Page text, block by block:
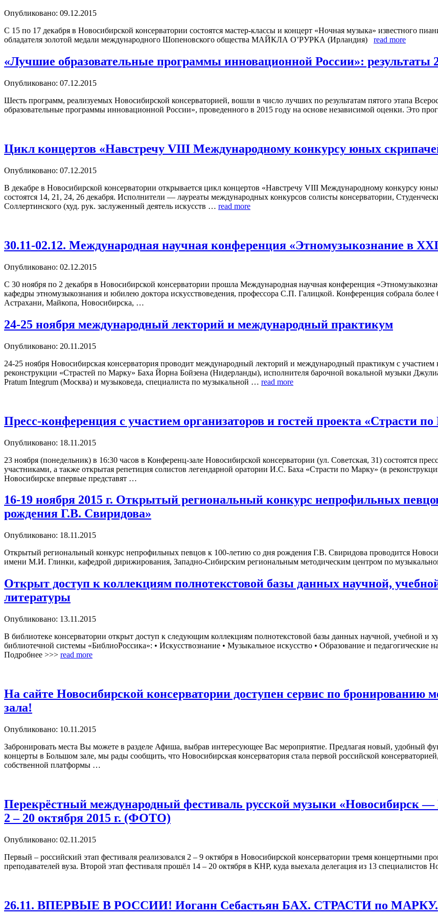
Опубликовано: 09.12.2015
С 15 по 17 декабря в Новосибирской консерватории состоятся мастер-классы и концерт «Ночная музыка» известного
обладателя золотой медали международного Шопеновского общества МАЙКЛА О’РУРКА (Ирландия) read more
«Лучшие образовательные программы инновационной России»: результаты
Опубликовано: 07.12.2015
Шесть программ, реализуемых Новосибирской консерваторией, вошли в число лучших по результатам пятого этапа
образовательные программы инновационной России», проведенного в 2015 году на основе независимой оценки. Это
Цикл концертов «Навстречу VIII Международному конкурсу юных
Опубликовано: 07.12.2015
В декабре в Новосибирской консерватории открывается цикл концертов «Навстречу VIII Международному конкурсу
состоятся 14, 21, 24, 26 декабря. Исполнители — лауреаты международных конкурсов солисты консерватории,
Соллертинского (худ. рук. заслуженный деятель искусств … read more
30.11-02.12. Международная научная конференция «Этномузыкознание в
Опубликовано: 02.12.2015
С 30 ноября по 2 декабря в Новосибирской консерватории прошла Международная научная конференция
кафедры этномузыкознания и юбилею доктора искусствоведения, профессора С.П. Галицкой. Конференция собрала
Астрахани, Майкопа, Новосибирска, …
24-25 ноября международный лекторий и международный практикум
Опубликовано: 20.11.2015
24-25 ноября Новосибирская консерватория проводит международный лекторий и международный практикум с участием
реконструкции «Страстей по Марку» Баха Йорна Бойзена (Нидерланды), исполнителя барочной вокальной музыки
Pratum Integrum (Москва) и музыковеда, специалиста по музыкальной … read more
Пресс-конференция с участием организаторов и гостей проекта «Страсти
Опубликовано: 18.11.2015
23 ноября (понедельник) в 16:30 часов в Конференц-зале Новосибирской консерватории (ул. Советская, 31) состоятся
участниками, а также открытая репетиция солистов легендарной оратории И.С. Баха «Страсти по Марку» (в
Новосибирске впервые представят …
16-19 ноября 2015 г. Открытый региональный конкурс непрофильных
рождения Г.В. Свиридова»
Опубликовано: 18.11.2015
Открытый региональный конкурс непрофильных певцов к 100-летию со дня рождения Г.В. Свиридова проводится
имени М.И. Глинки, кафедрой дирижирования, Западно-Сибирским региональным методическим центром по
Открыт доступ к коллекциям полнотекстовой базы данных научной,
литературы
Опубликовано: 13.11.2015
В библиотеке консерватории открыт доступ к следующим коллекциям полнотекстовой базы данных научной, учебной и
библиотечной системы «БиблиоРоссика»: • Искусствознание • Музыкальное искусство • Образование и педагогические
Подробнее >>> read more
На сайте Новосибирской консерватории доступен сервис по бронированию
зала!
Опубликовано: 10.11.2015
Забронировать места Вы можете в разделе Афиша, выбрав интересующее Вас мероприятие. Предлагая новый, удобный
концерты в Большом зале, мы рады сообщить, что Новосибирская консерватория стала первой российской
собственной платформы …
Перекрёстный международный фестиваль русской музыки «Новосибирск
2 – 20 октября 2015 г. (ФОТО)
Опубликовано: 02.11.2015
Первый – российский этап фестиваля реализовался 2 – 9 октября в Новосибирской консерватории тремя концертными
преподавателей вуза. Второй этап фестиваля прошёл 14 – 20 октября в КНР, куда выехала делегация из 13 специалистов
26.11. ВПЕРВЫЕ В РОССИИ! Иоганн Себастьян БАХ. CТРАСТИ по МАРКУ.